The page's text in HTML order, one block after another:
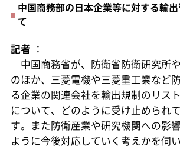
中国商務部の日本企業等に対する輸
て
記者 ：
中国商務省が、防衛省防衛研究所
のほか、三菱電機や三菱重工業など
る企業の関連会社を輸出規制のリス
について、どのように受け止められ
す。また防衛産業や研究機関への影
ように今後対応していく考えかを伺い